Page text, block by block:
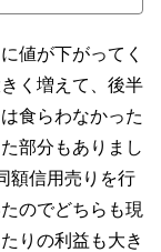
値が下がってく
く増えて、後半
食らわなかった
部分もありまし
額信用売りを行
のでどちらも現
りの利益も大き